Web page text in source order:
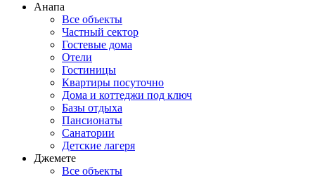
Анапа
Все объекты
Частный сектор
Гостевые дома
Отели
Гостиницы
Квартиры посуточно
Дома и коттеджи под ключ
Базы отдыха
Пансионаты
Санатории
Детские лагеря
Джемете
Все объекты